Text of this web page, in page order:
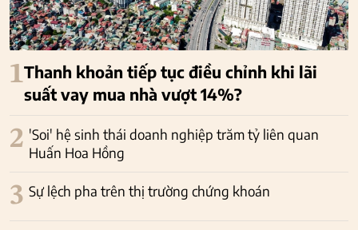
1Thanh khoản tiếp tục điều chỉnh khi lãi
suất vay mua nhà vượt 14%?
2 'Soi' hệ sinh thái doanh nghiệp trăm tỷ liên quan
Huấn Hoa Hồng
3 Sự lệch pha trên thị trường chứng khoán